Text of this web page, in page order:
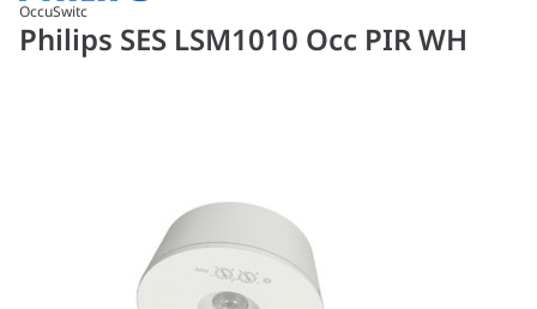
OccuSwitc
Philips SES LSM1010 Occ PIR WH